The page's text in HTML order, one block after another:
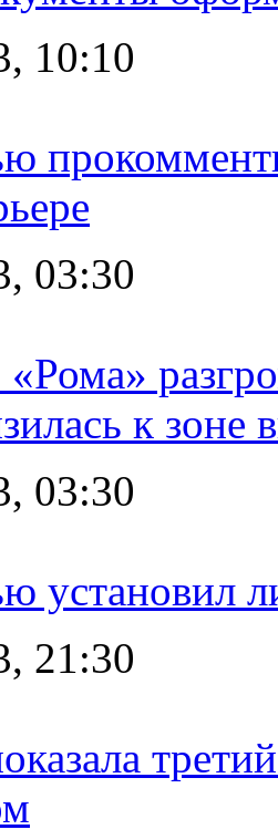
10:10
03:30
к зоне
03:30
установил
21:30